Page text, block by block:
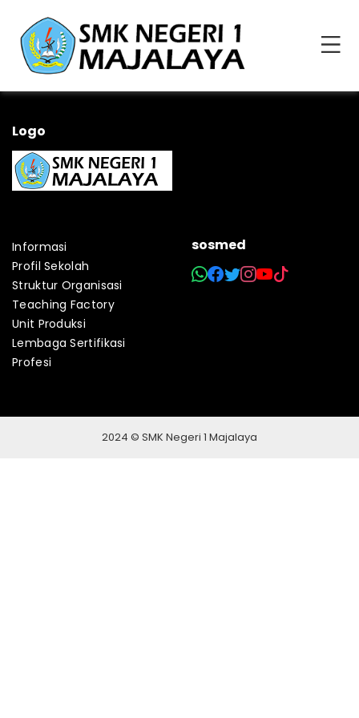
Logo
Informasi
Profil Sekolah
Struktur Organisasi
Teaching Factory
Unit Produksi
Lembaga Sertifikasi
Profesi
sosmed
2024 © SMK Negeri 1 Majalaya